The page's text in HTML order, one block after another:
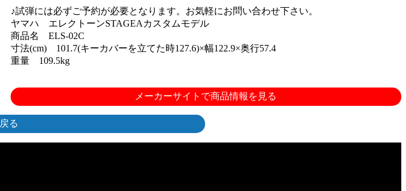
♪試弾には必ずご予約が必要となります。お気軽にお問い合わせ下さい。
ヤマハ エレクトーンSTAGEAカスタムモデル
商品名 ELS-02C
寸法(cm) 101.7(キーカバーを立てた時127.6)×幅122.9×奥行57.4
重量 109.5kg
メーカーサイトで商品情報を見る
戻る